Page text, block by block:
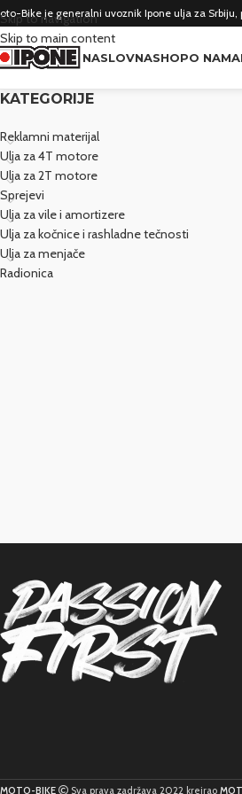
Skip to navigation
Skip to main content
Bike je generalni uvoznik Ipone ulja za
NASLOVNASHOPO NAMA
KATEGORIJE
Reklamni materijal
Ulja za 4T motore
Ulja za 2T motore
Sprejevi
Ulja za vile i amortizere
Ulja za kočnice i rashladne tečnosti
Ulja za menjače
Radionica
MOTO-BIKE Sva prava zadržava 2022 kreirao